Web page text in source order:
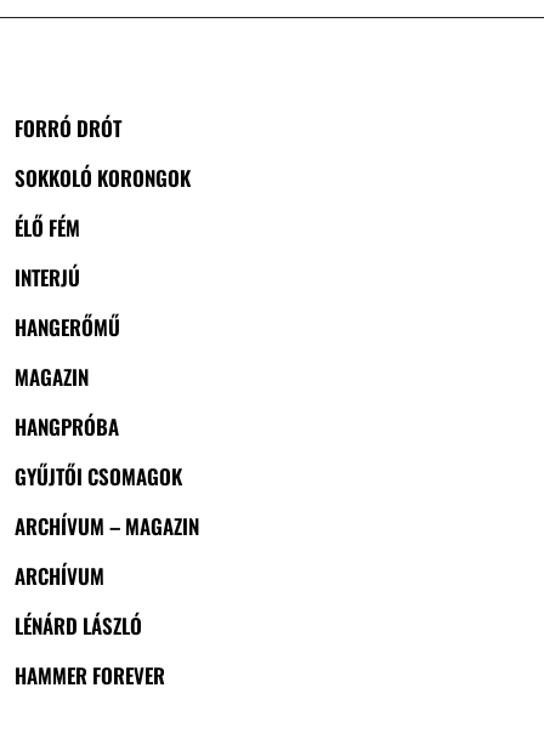
FORRÓ DRÓT
SOKKOLÓ KORONGOK
ÉLŐ FÉM
INTERJÚ
HANGERŐMŰ
MAGAZIN
HANGPRÓBA
GYŰJTŐI CSOMAGOK
ARCHÍVUM – MAGAZIN
ARCHÍVUM
LÉNÁRD LÁSZLÓ
HAMMER FOREVER